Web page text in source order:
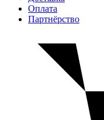
Оплата
Партнёрство